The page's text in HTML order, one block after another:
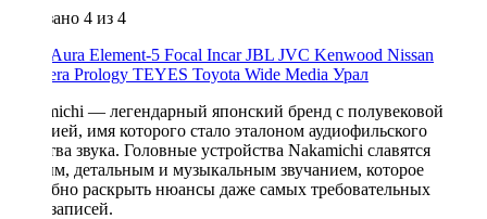
Показано 4 из 4
Aura Element-5 Focal Incar JBL JVC Kenwood Nissan
Premiera Prology TEYES Toyota Wide Media Урал
Nakamichi — легендарный японский бренд с полувековой
историей, имя которого стало эталоном аудиофильского
качества звука. Головные устройства Nakamichi славятся
теплым, детальным и музыкальным звучанием, которое
способно раскрыть нюансы даже самых требовательных
аудиозаписей.